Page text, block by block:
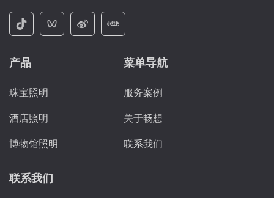
产品
珠宝照明
酒店照明
博物馆照明
菜单导航
服务案例
关于畅想
联系我们
联系我们